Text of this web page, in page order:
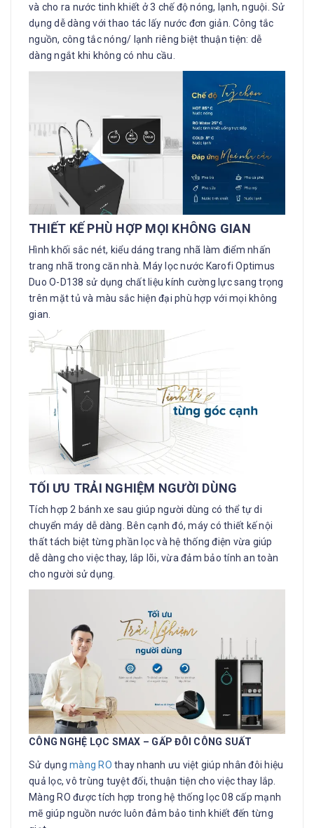
và cho ra nước tinh khiết ở 3 chế độ nóng, lạnh, nguội. Sử
dụng dễ dàng với thao tác lấy nước đơn giản. Công tắc
nguồn, công tắc nóng/ lạnh riêng biệt thuận tiện: dễ
dàng ngắt khi không có nhu cầu.
THIẾT KẾ PHÙ HỢP MỌI KHÔNG GIAN
Hình khối sắc nét, kiểu dáng trang nhã làm điểm nhấn
trang nhã trong căn nhà. Máy lọc nước Karofi Optimus
Duo O-D138 sử dụng chất liệu kính cường lực sang trọng
trên mặt tủ và màu sắc hiện đại phù hợp với mọi không
gian.
TỐI ƯU TRẢI NGHIỆM NGƯỜI DÙNG
Tích hợp 2 bánh xe sau giúp người dùng có thể tự di
chuyển máy dễ dàng. Bên cạnh đó, máy có thiết kế nội
thất tách biệt từng phần lọc và hệ thống điện vừa giúp
dễ dàng cho việc thay, lắp lõi, vừa đảm bảo tính an toàn
cho người sử dụng.
CÔNG NGHỆ LỌC SMAX – GẤP ĐÔI CÔNG SUẤT
Sử dụng màng RO thay nhanh ưu việt giúp nhân đôi hiệu
quả lọc, vô trùng tuyệt đối, thuận tiện cho việc thay lắp.
Màng RO được tích hợp trong hệ thống lọc 08 cấp mạnh
mẽ giúp nguồn nước luôn đảm bảo tinh khiết đến từng